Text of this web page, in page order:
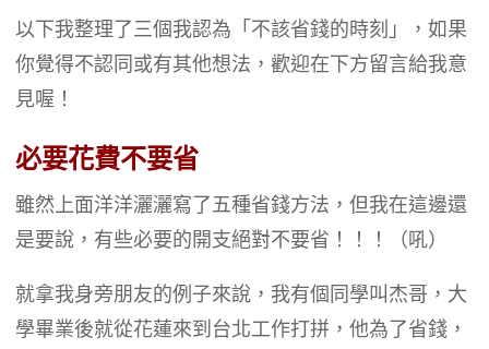
以下我整理了三個我認為「不該省錢的時刻」，如果
你覺得不認同或有其他想法，歡迎在下方留言給我意
見喔！
必要花費不要省
雖然上面洋洋灑灑寫了五種省錢方法，但我在這邊還
是要說，有些必要的開支絕對不要省！！！（吼）
就拿我身旁朋友的例子來說，我有個同學叫杰哥，大
學畢業後就從花蓮來到台北工作打拼，他為了省錢，